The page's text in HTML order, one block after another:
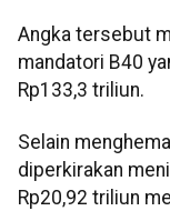
Angka tersebut
mandatori B40
Rp133,3 triliun.
Selain
diperkirakan
Rp20,92 triliun